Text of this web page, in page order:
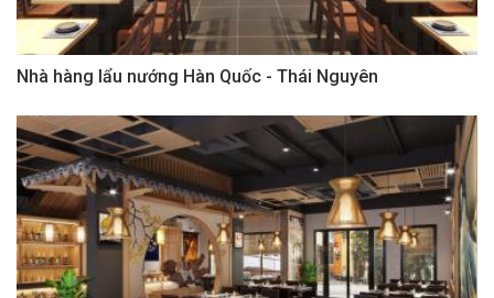
Nhà hàng lẩu nướng Hàn Quốc - Thái Nguyên